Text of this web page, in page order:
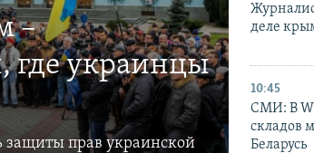
–
где украинцы
защиты прав украинской
деле
10:45
СМИ: В
складов
Беларусь